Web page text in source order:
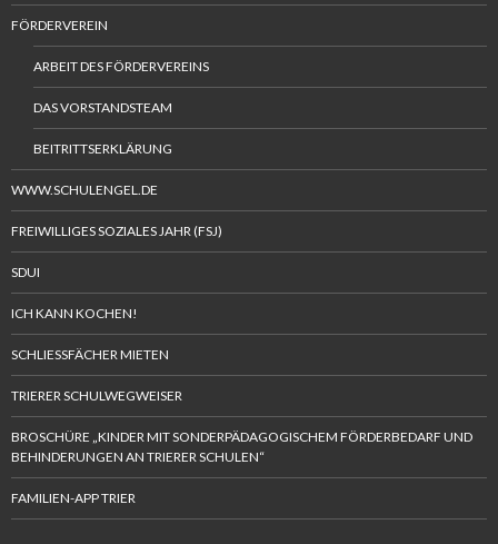
FÖRDERVEREIN
ARBEIT DES FÖRDERVEREINS
DAS VORSTANDSTEAM
BEITRITTSERKLÄRUNG
WWW.SCHULENGEL.DE
FREIWILLIGES SOZIALES JAHR (FSJ)
SDUI
ICH KANN KOCHEN!
SCHLIESSFÄCHER MIETEN
TRIERER SCHULWEGWEISER
BROSCHÜRE „KINDER MIT SONDERPÄDAGOGISCHEM FÖRDERBEDARF UND
BEHINDERUNGEN AN TRIERER SCHULEN“
FAMILIEN-APP TRIER